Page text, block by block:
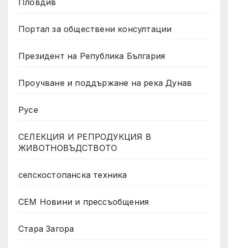
Портал за обществени консултации
Президент на Република България
Проучване и поддържане на река Дунав
Русе
СЕЛЕКЦИЯ И РЕПРОДУКЦИЯ В
ЖИВОТНОВЪДСТВОТО
селскостопанска техника
СЕМ Новини и прессъобщения
Стара Загора